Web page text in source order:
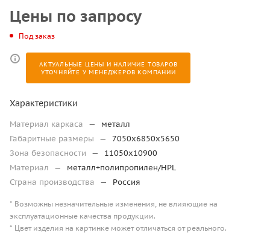
Цены по запросу
Под заказ
АКТУАЛЬНЫЕ ЦЕНЫ И НАЛИЧИЕ ТОВАРОВ
УТОЧНЯЙТЕ У МЕНЕДЖЕРОВ КОМПАНИИ
Характеристики
Материал каркаса —
металл
Габаритные размеры
—
7050х6850х5650
Зона безопасности
—
11050х10900
Материал
—
металл+полипропилен/HPL
Страна производства
— Россия
* Возможны незначительные изменения, не влияющие на
эксплуатационные качества продукции.
* Цвет изделия на картинке может отличаться от реального.